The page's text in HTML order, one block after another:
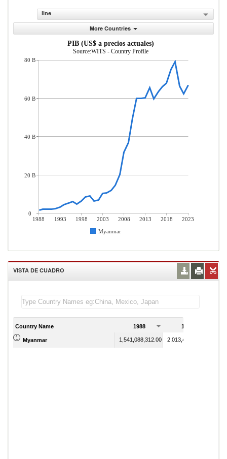
line
More Countries
PIB (US$ a precios actuales)
Source:WITS - Country Profile
1988 1993 1998 2003 2008 2013 2018
2023
Myanmar
80 B
60 B
40 B
20 B
0
VISTA DE CUADRO
Country Name 1988 1989
Myanmar 1,541,088,312.00 2,013,448,228.00